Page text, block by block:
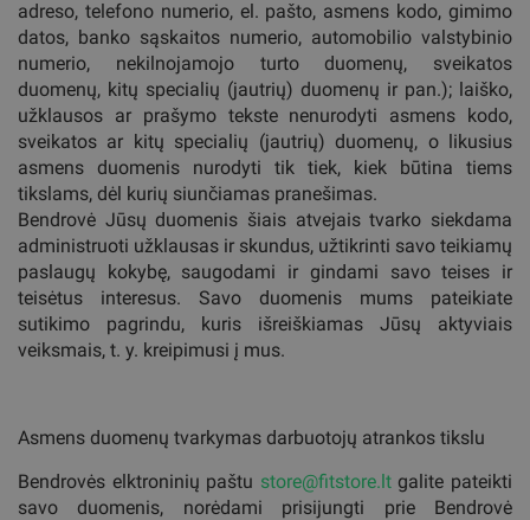
adreso, telefono numerio, el. pašto, asmens kodo, gimimo
datos, banko sąskaitos numerio, automobilio valstybinio
numerio, nekilnojamojo turto duomenų, sveikatos
duomenų, kitų specialių (jautrių) duomenų ir pan.); laiško,
užklausos ar prašymo tekste nenurodyti asmens kodo,
sveikatos ar kitų specialių (jautrių) duomenų, o likusius
asmens duomenis nurodyti tik tiek, kiek būtina tiems
tikslams, dėl kurių siunčiamas pranešimas.
Bendrovė Jūsų duomenis šiais atvejais tvarko siekdama
administruoti užklausas ir skundus, užtikrinti savo teikiamų
paslaugų kokybę, saugodami ir gindami savo teises ir
teisėtus interesus. Savo duomenis mums pateikiate
sutikimo pagrindu, kuris išreiškiamas Jūsų aktyviais
veiksmais, t. y. kreipimusi į mus.
Asmens duomenų tvarkymas darbuotojų atrankos tikslu
Bendrovės elktroninių paštu store@fitstore.ltgalite pateikti
savo duomenis, norėdami prisijungti prie Bendrovė